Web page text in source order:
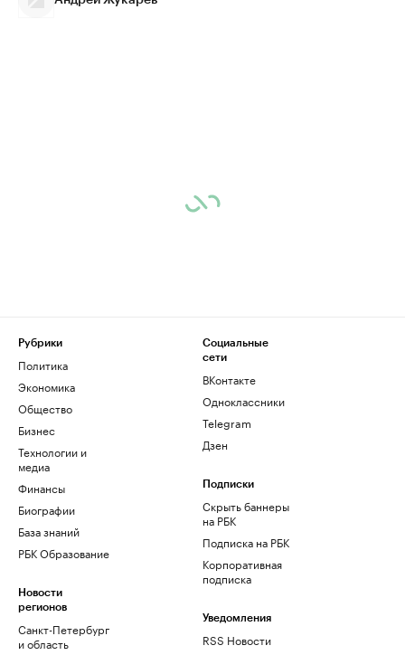
Рубрики
Политика
Экономика
Общество
Бизнес
Технологии и
медиа
Финансы
Биографии
База знаний
РБК Образование
Новости
регионов
Санкт-Петербург
и область
Социальные
сети
ВКонтакте
Одноклассники
Telegram
Дзен
Подписки
Скрыть баннеры
на РБК
Подписка на РБК
Корпоративная
подписка
Уведомления
RSS Новости